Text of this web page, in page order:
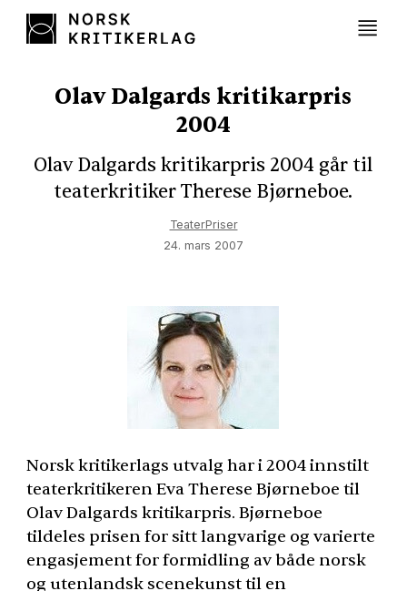
Olav Dalgards kritikarpris
2004
Olav Dalgards kritikarpris 2004 går til
teaterkritiker Therese Bjørneboe.
TeaterPriser
24. mars 2007
Norsk kritikerlags utvalg har i 2004 innstilt
teaterkritikeren Eva Therese Bjørneboe til
Olav Dalgards kritikarpris. Bjørneboe
tildeles prisen for sitt langvarige og varierte
engasjement for formidling av både norsk
og utenlandsk scenekunst til en